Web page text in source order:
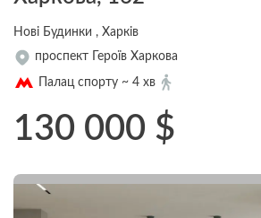
Нові Будинки , Харків
проспект Героїв Харкова
Палац спорту ~ 4 хв
130 000 $